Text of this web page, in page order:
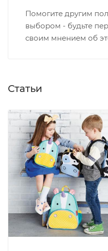
Помогите другим
выбором - будьте
своим мнением об
Статьи